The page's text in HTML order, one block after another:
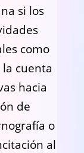
si los
como
cuenta
hacia
de
o
al